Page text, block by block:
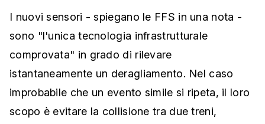
I nuovi sensori - spiegano le FFS in una nota -
sono "l'unica tecnologia infrastrutturale
comprovata" in grado di rilevare
istantaneamente un deragliamento. Nel caso
improbabile che un evento simile si ripeta, il loro
scopo è evitare la collisione tra due treni,